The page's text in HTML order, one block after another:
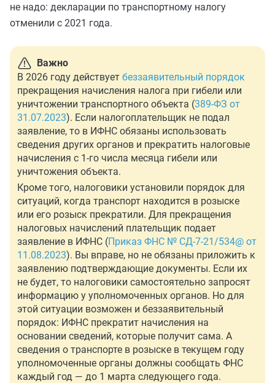
не надо: декларации по транспортному налогу
отменили с 2021 года.
Важно
В 2026 году действует беззаявительный порядок
прекращения начисления налога при гибели или
уничтожении транспортного объекта (389-ФЗ от
31.07.2023). Если налогоплательщик не подал
заявление, то в ИФНС обязаны использовать
сведения других органов и прекратить налоговые
начисления с 1-го числа месяца гибели или
уничтожения объекта.
Кроме того, налоговики установили порядок для
ситуаций, когда транспорт находится в розыске
или его розыск прекратили. Для прекращения
налоговых начислений плательщик подает
заявление в ИФНС (Приказ ФНС № СД-7-21/534@ от
11.08.2023). Вы вправе, но не обязаны приложить к
заявлению подтверждающие документы. Если их
не будет, то налоговики самостоятельно запросят
информацию у уполномоченных органов. Но для
этой ситуации возможен и беззаявительный
порядок: ИФНС прекратит начисления на
основании сведений, которые получит сама. А
сведения о транспорте в розыске в текущем году
уполномоченные органы должны сообщать ФНС
каждый год — до 1 марта следующего года.